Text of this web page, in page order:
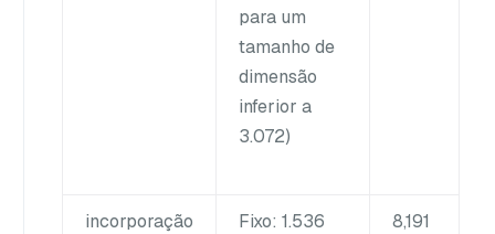
para um
tamanho de
dimensão
inferior a
3.072)
incorporação
Fixo: 1.536
8,191